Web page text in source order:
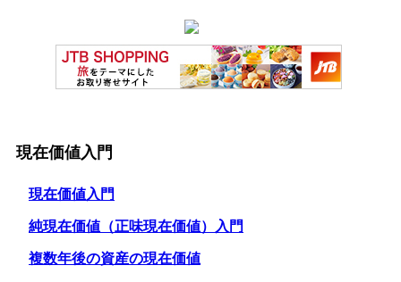
現在価値入門
現在価値入門
純現在価値（正味現在価値）入門
複数年後の資産の現在価値